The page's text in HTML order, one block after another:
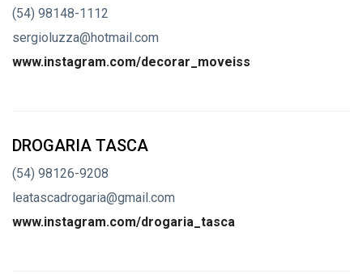
(54) 98148-1112
sergioluzza@hotmail.com
www.instagram.com/decorar_moveiss
DROGARIA TASCA
(54) 98126-9208
leatascadrogaria@gmail.com
www.instagram.com/drogaria_tasca